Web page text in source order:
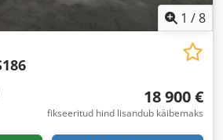
1 /8
18 900 €
fikseeritud hind lisandub käibemaks